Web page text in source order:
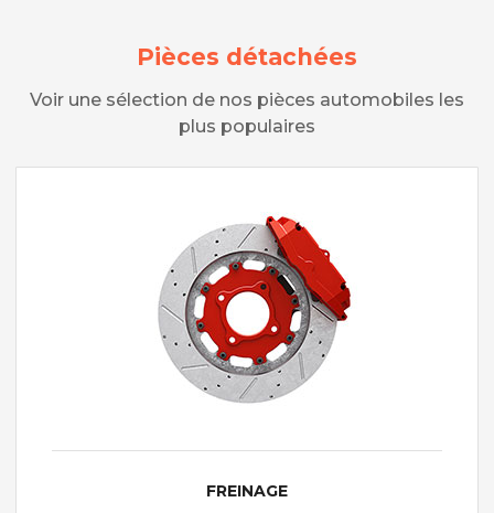
Pièces détachées
Voir une sélection de nos pièces automobiles les
plus populaires
FREINAGE